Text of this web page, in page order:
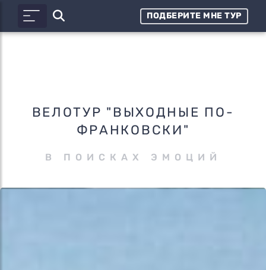
ПОДБЕРИТЕ МНЕ ТУР
ВЕЛОТУР "ВЫХОДНЫЕ ПО-
ФРАНКОВСКИ"
В ПОИСКАХ ЭМОЦИЙ